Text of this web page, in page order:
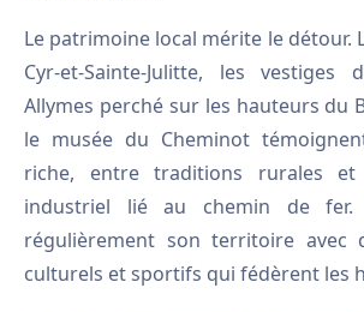
Le patrimoine local mérite le détour.
Cyr-et-Sainte-Julitte, les vestiges
Allymes perché sur les hauteurs du
le musée du Cheminot
riche, entre traditions rurales et
industriel lié au chemin de fer.
régulièrement son territoire avec
culturels et sportifs qui fédèrent les